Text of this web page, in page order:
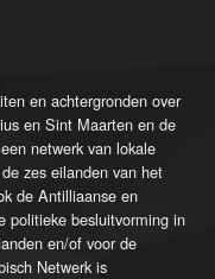
en achtergronden over
en Sint Maarten en de
netwerk van lokale
zes eilanden van het
de Antilliaanse en
politieke besluitvorming in
en/of voor de
Netwerk is